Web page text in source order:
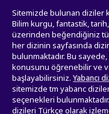
Sitemizde bulunan diziler
Bilim kurgu, fantastik,
üzerinden beğendiğiniz
her dizinin sayfasında
bulunmaktadır. Bu
konusunu öğrenebilir ve
başlayabilirsiniz. Yabancı
sitemizde tm yabanc
seçenekleri
dizileri Türkçe olarak